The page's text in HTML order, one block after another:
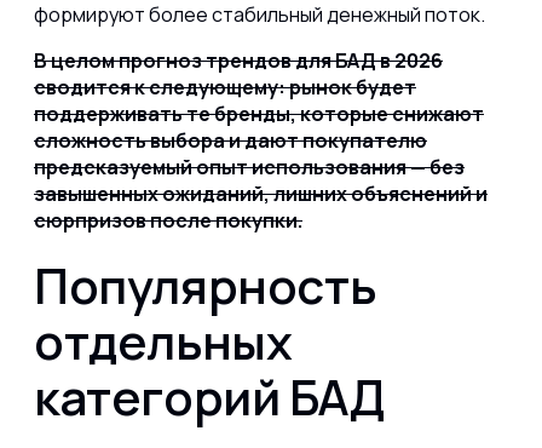
формируют более стабильный денежный поток.
В целом прогноз трендов для БАД в 2026
сводится к следующему: рынок будет
поддерживать те бренды, которые снижают
сложность выбора и дают покупателю
предсказуемый опыт использования — без
завышенных ожиданий, лишних объяснений и
сюрпризов после покупки.
Популярность
отдельных
категорий БАД